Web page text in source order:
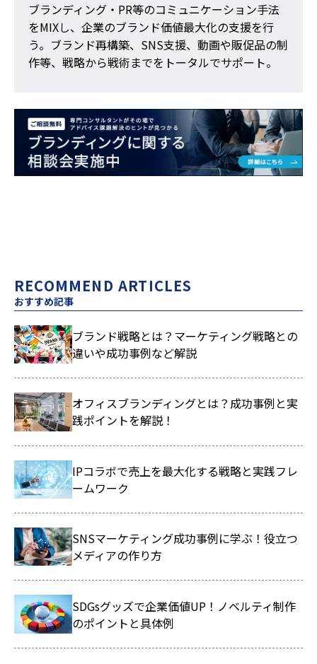
ブランディング・PR等のコミュニケーション手法
をMIXし、企業のブランド価値最大化の支援を行
う。ブランド再構築、SNS支援、動画や販促品の制
作等、戦略から戦術までをトータルでサポート。
RECOMMEND ARTICLES
おすすめ記事
ブランド戦略とは？マーケティング戦略との
違いや成功事例など解説
オフィスブランディングとは？成功事例と実
践ポイントを解説！
IPコラボで売上を最大化する戦略と実践フレ
ームワーク
SNSマーケティング成功事例に学ぶ！役立つ
メディアの作り方
SDGsグッズで企業価値UP！ノベルティ制作
のポイントと具体例